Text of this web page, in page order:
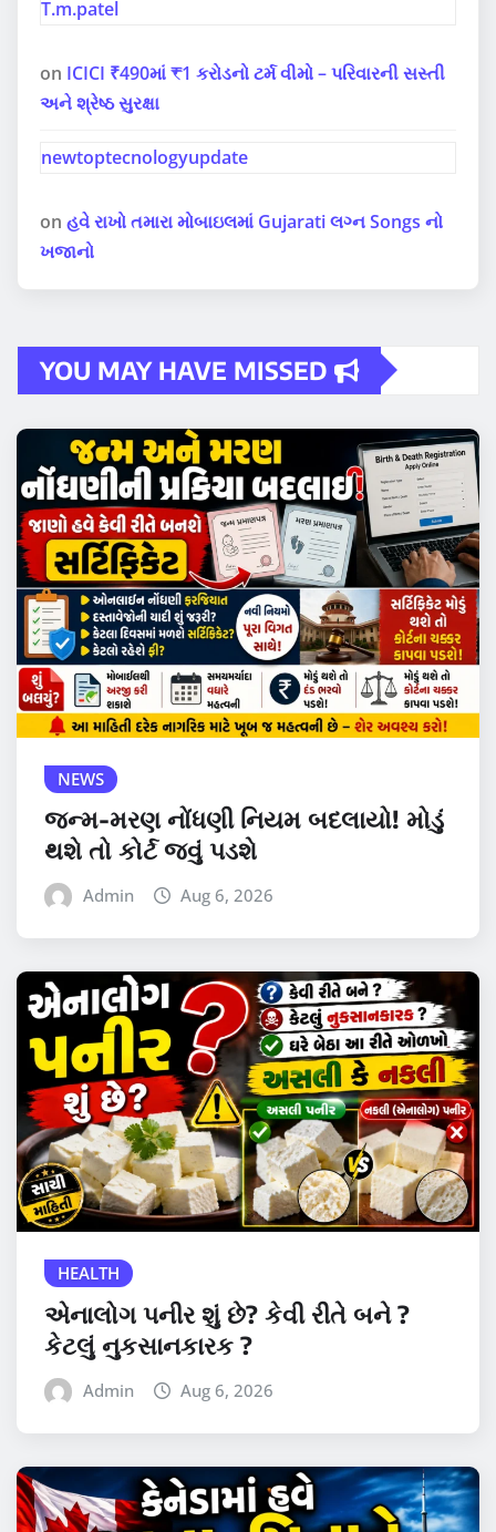
T.m.patel
on ICICI ₹490માં ₹1 કરોડનો ટર્મ વીમો – પરિવારની સસ્તી
અને શ્રેષ્ઠ સુરક્ષા
newtoptecnologyupdate
on હવે રાખો તમારા મોબાઇલમાં Gujarati લગ્ન Songs નો
ખજાનો
YOU MAY HAVE MISSED
NEWS
જન્મ-મરણ નોંધણી નિયમ બદલાયો! મોડું
થશે તો કોર્ટ જવું પડશે
Admin Aug 6, 2026
HEALTH
એનાલોગ પનીર શું છે? કેવી રીતે બને ?
કેટલું નુકસાનકારક ?
Admin Aug 6, 2026